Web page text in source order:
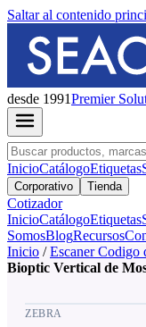
Saltar al contenido
desde 1991Premier
InicioCatálogoEtiquetas
Corporativo Tienda
Cotizador
InicioCatálogoEtiquetas
SomosBlogRecursos
Inicio / Escaner Codigo
Bioptic Vertical de
ZEBRA